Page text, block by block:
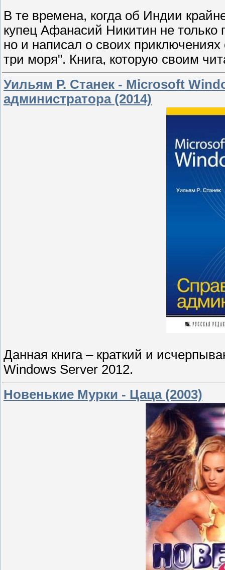
В те времена, когда об Индии
купец Афанасий Никитин не только
но и написал о своих
три моря". Книга, которую своим
Уильям Р. Станек - Microsoft
администратора (2014)
Данная книга – краткий и
Windows Server 2012.
Новенькие Мурки - Цаца (2003)